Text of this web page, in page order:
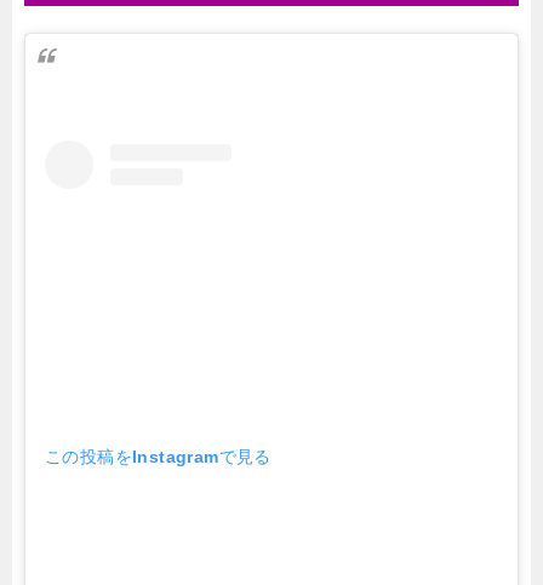
この投稿をInstagramで見る